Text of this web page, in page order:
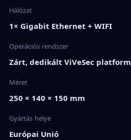
Hálózat
1× Gigabit Ethernet + WIFI
Operációs rendszer
Zárt, dedikált ViVeSec platform
Méret
250 × 140 × 150 mm
Gyártás helye
Európai Unió